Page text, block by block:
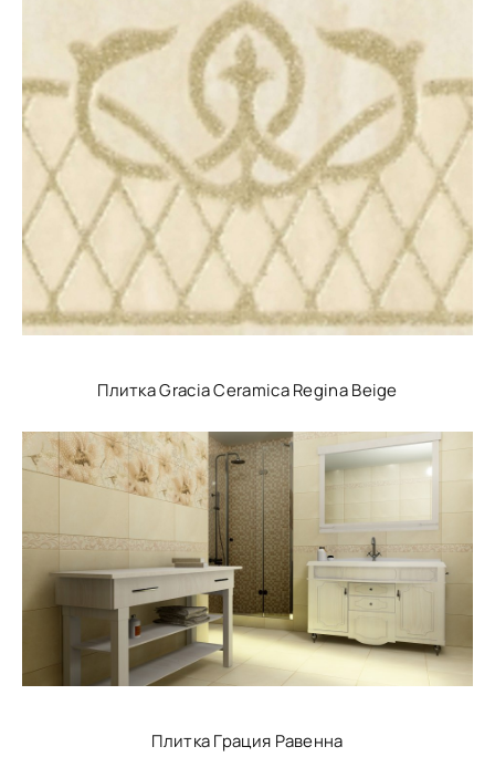
Плитка Gracia Ceramica Regina Beige
Плитка Грация Равенна